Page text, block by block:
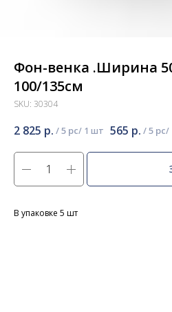
Фон-венка .Ширина
100/135см
SKU: 30304
2 825 р. /5 pc 565 р. /5 pc
В упаковке 5 шт